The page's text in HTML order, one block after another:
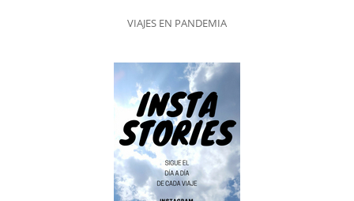
VIAJES EN PANDEMIA